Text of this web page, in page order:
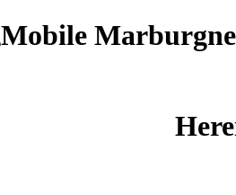
Mobile